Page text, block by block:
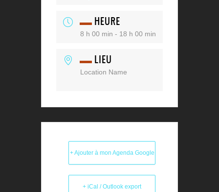
HEURE
8 h 00 min - 18 h 00 min
LIEU
Location Name
+ Ajouter à mon Agenda Google
+ iCal / Outlook export